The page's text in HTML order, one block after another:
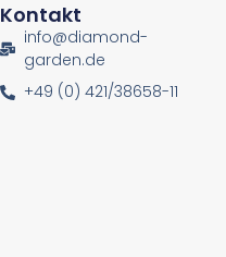
Kontakt
info@diamond-
garden.de
+49 (0) 421/38658-11